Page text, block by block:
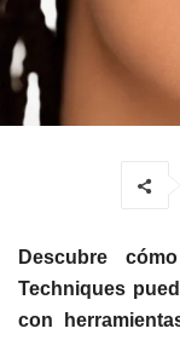
Descubre
Techniques
con